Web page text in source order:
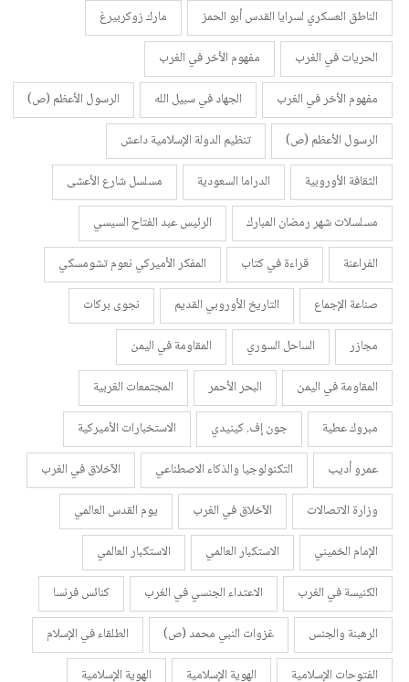
الناطق العسكري لسرايا القدس أبو الحمز
مارك زوكربيرغ
الحريات في الغرب
مفهوم الأخر في الغرب
مفهوم الأخر في الغرب
الجهاد في سبيل الله
الرسول الأعظم (ص)
الرسول الأعظم (ص)
تنظيم الدولة الإسلامية داعش
الثقافة الأوروبية
الدراما السعودية
مسلسل شارع الأعشى
مسلسلات شهر رمضان المبارك
الرئيس عبد الفتاح السيسي
الفراعنة
قراءة في كتاب
المفكر الأميركي نعوم تشومسكي
صناعة الإجماع
التاريخ الأوروبي القديم
نجوى بركات
مجازر
الساحل السوري
المقاومة في اليمن
المقاومة في اليمن
البحر الأحمر
المجتمعات الغربية
مبروك عطية
جون إف. كينيدي
الاستخبارات الأميركية
عمرو أديب
التكنولوجيا والذكاء الاصطناعي
الآخلاق في الغرب
وزارة الاتصالات
الآخلاق في الغرب
يوم القدس العالمي
الإمام الخميني
الاستكبار العالمي
الاستكبار العالمي
الكنيسة في الغرب
الاعتداء الجنسي في الغرب
كنائس فرنسا
الرهبنة والجنس
غزوات النبي محمد (ص)
الطلقاء في الإسلام
الفتوحات الإسلامية
الهوية الإسلامية
الهوية الإسلامية